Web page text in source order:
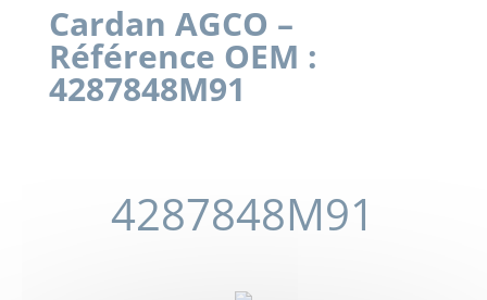
Cardan AGCO –
Référence OEM :
4287848M91
4287848M91